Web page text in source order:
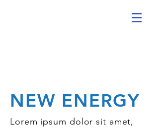
NEW ENERGY
Lorem ipsum dolor sit amet,